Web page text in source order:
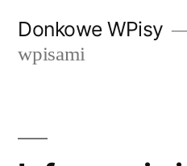
Donkowe WPisy
wpisami